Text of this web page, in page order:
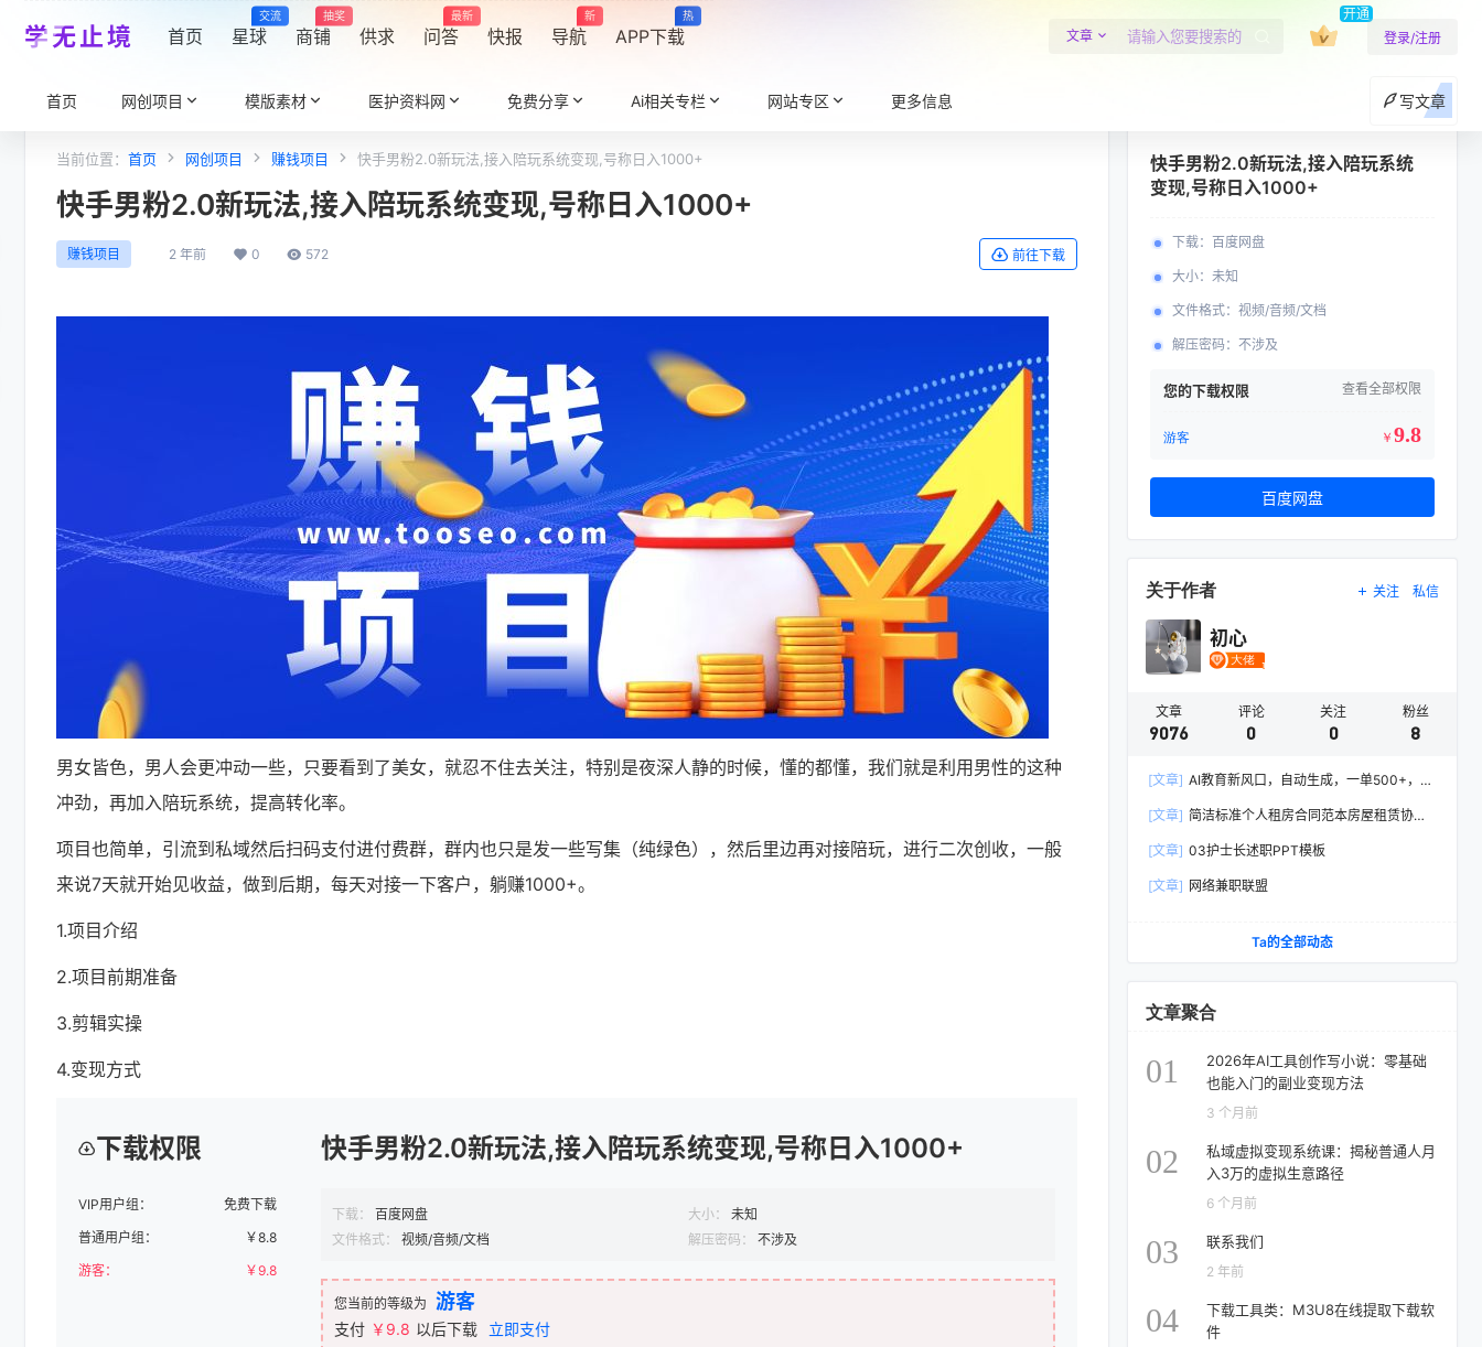
学无止境 首页 星球
交流
商铺
抽奖
供求 问答
最新
快报 导航
新
APP下载
热
文章
开通
登录/注册
首页 网创项目 模版素材 医护资料网 免费分享 Ai相关专栏 网站专区 更多信息 写文章
当前位置： 首页 网创项目 赚钱项目 快手男粉2.0新玩法,接入陪玩系统变现,号称日入1000+
快手男粉2.0新玩法,接入陪玩系统变现,号称日入1000+
赚钱项目 2 年前 0 572 前往下载
男女皆色，男人会更冲动一些，只要看到了美女，就忍不住去关注，特别是夜深人静的时候，懂的都懂，我们就是利用男性的这种
冲劲，再加入陪玩系统，提高转化率。
项目也简单，引流到私域然后扫码支付进付费群，群内也只是发一些写集（纯绿色），然后里边再对接陪玩，进行二次创收，一般
来说7天就开始见收益，做到后期，每天对接一下客户，躺赚1000+。
1.项目介绍
2.项目前期准备
3.剪辑实操
4.变现方式
下载权限
VIP用户组：
免费下载
普通用户组：
￥8.8
游客：
￥9.8
快手男粉2.0新玩法,接入陪玩系统变现,号称日入1000+
下载： 百度网盘 大小：
未知
文件格式：
视频/音频/文档 解压密码： 不涉及
您当前的等级为 游客
支付 ￥9.8 以后下载 立即支付
快手男粉2.0新玩法,接入陪玩系统
变现,号称日入1000+
下载： 百度网盘
大小： 未知
文件格式： 视频/音频/文档
解压密码： 不涉及
您的下载权限 查看全部权限
游客 ￥ 9.8
百度网盘
关于作者 关注 私信
初心
文章
9076
评论
0
关注
0
粉丝
8
[文章] AI教育新风口，自动生成，一单500+，月
[文章] 简洁标准个人租房合同范本房屋租赁协议
[文章] 03护士长述职PPT模板
[文章] 网络兼职联盟
Ta的全部动态
文章聚合
01
2026年AI工具创作写小说：零基础
也能入门的副业变现方法
3 个月前
02
私域虚拟变现系统课：揭秘普通人月
入3万的虚拟生意路径
6 个月前
03 联系我们
2 年前
04
下载工具类：M3U8在线提取下载软
件